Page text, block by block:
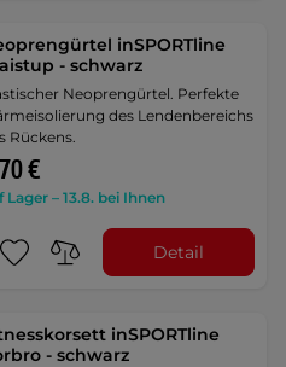
inSPORTline
- schwarz
Neoprengürtel. Perfekte
des Lendenbereichs
Rückens.
€
Lager – 13.8. bei Ihnen
Detail
inSPORTline
- schwarz